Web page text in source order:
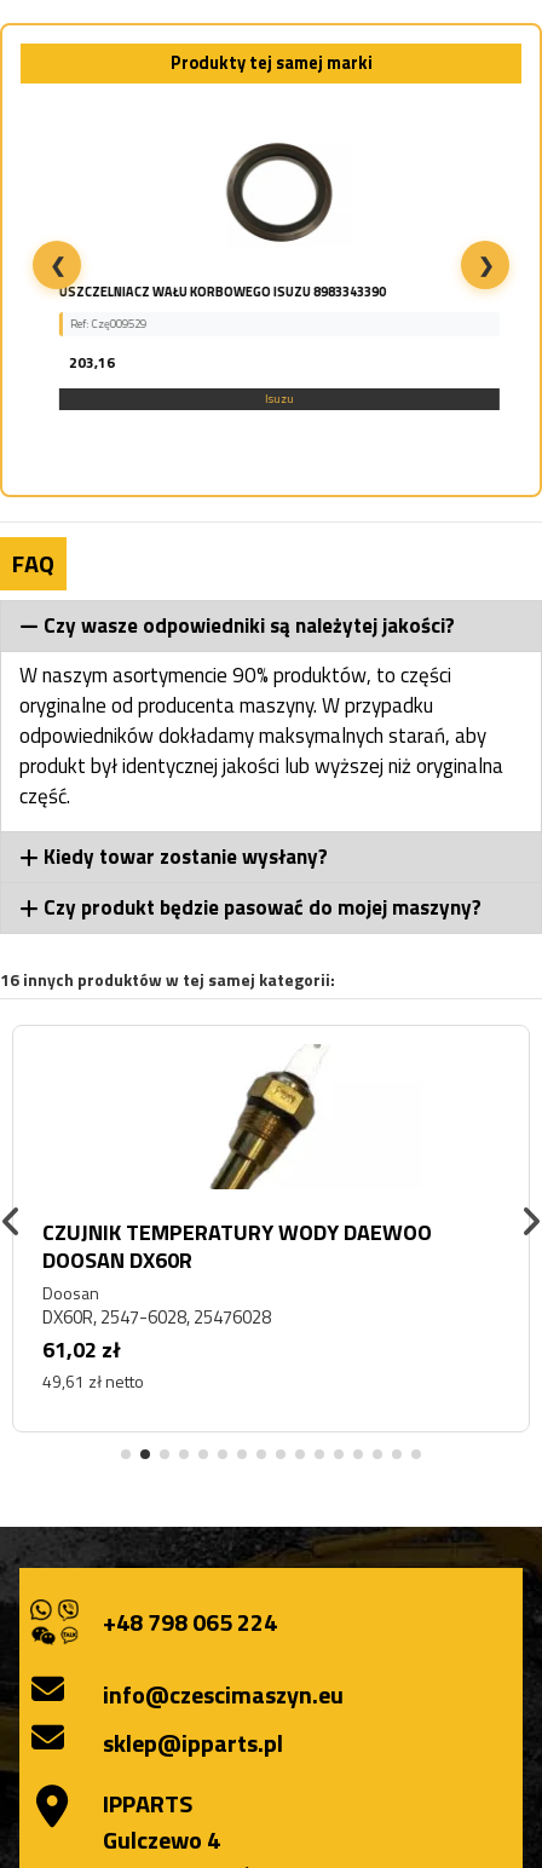
Produkty tej samej marki
USZCZELNIACZ WAŁU KORBOWEGO ISUZU 8983343390
Ref: Czę009529
203,16
Isuzu
❮ ❯
FAQ
Czy wasze odpowiedniki są należytej jakości?
W naszym asortymencie 90% produktów, to części
oryginalne od producenta maszyny. W przypadku
odpowiedników dokładamy maksymalnych starań, aby
produkt był identycznej jakości lub wyższej niż oryginalna
część.
Kiedy towar zostanie wysłany?
Czy produkt będzie pasować do mojej maszyny?
16 innych produktów w tej samej kategorii:
CZUJNIK TEMPERATURY WODY DAEWOO
DOOSAN DX60R
Doosan
DX60R, 2547-6028, 25476028
61,02 zł
49,61 zł netto
+48 798 065 224
info@czescimaszyn.eu
sklep@ipparts.pl
IPPARTS
Gulczewo 4